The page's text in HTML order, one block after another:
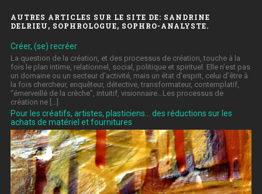
AUTRES ARTICLES SUR LE SITE DE: SANDRINE
DELRIEU, SOPHROLOGUE, SOPHRO-ANALYSTE.
Créer, (se) recréer
La question de la création, et des processus de création, touche à la
fois le plan intime, relationnel, social, politique et spirituel. Elle n’est pas
un domaine ou un secteur d’activité, mais un état d’esprit, celui d’être à
la fois chercheur, enquêteur, détective, transformateur, contemplatif,
“émerveillé de la crèche”, intuitif, visionnaire…Les processus de
création ne […]
Pour les créatifs, artistes, plasticiens… des réductions sur les
achats de matériel et fournitures